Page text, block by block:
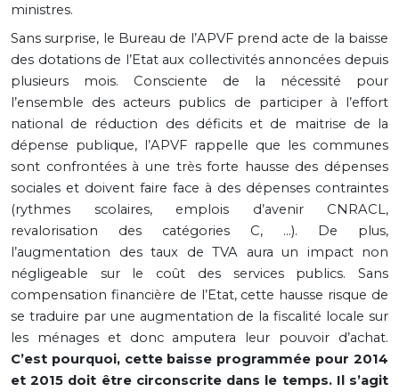
ministres.
Sans surprise, le Bureau de l’APVF prend acte de la baisse
des dotations de l’Etat aux collectivités annoncées depuis
plusieurs mois. Consciente de la nécessité pour
l’ensemble des acteurs publics de participer à l’effort
national de réduction des déficits et de maitrise de la
dépense publique, l’APVF rappelle que les communes
sont confrontées à une très forte hausse des dépenses
sociales et doivent faire face à des dépenses contraintes
(rythmes scolaires, emplois d’avenir CNRACL,
revalorisation des catégories C, …). De plus,
l’augmentation des taux de TVA aura un impact non
négligeable sur le coût des services publics. Sans
compensation financière de l’Etat, cette hausse risque de
se traduire par une augmentation de la fiscalité locale sur
les ménages et donc amputera leur pouvoir d’achat.
C’est pourquoi, cette baisse programmée pour 2014
et 2015 doit être circonscrite dans le temps. Il s’agit